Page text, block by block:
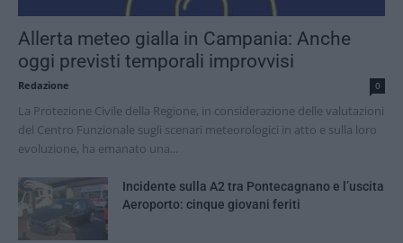
Allerta meteo gialla in Campania: Anche
oggi previsti temporali improvvisi
Redazione 0
La Protezione Civile della Regione, in considerazione delle valutazioni
del Centro Funzionale sugli scenari meteorologici in atto e sulla loro
evoluzione, ha emanato una...
Incidente sulla A2 tra Pontecagnano e l’uscita
Aeroporto: cinque giovani feriti